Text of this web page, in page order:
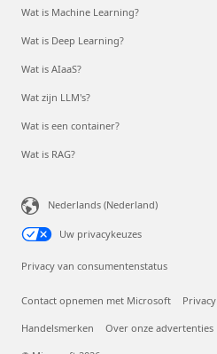
Wat is Machine Learning?
Wat is Deep Learning?
Wat is AIaaS?
Wat zijn LLM's?
Wat is een container?
Wat is RAG?
Nederlands (Nederland)
Uw privacykeuzes
Privacy van consumentenstatus
Contact opnemen met Microsoft Privacy
Handelsmerken Over onze advertenties